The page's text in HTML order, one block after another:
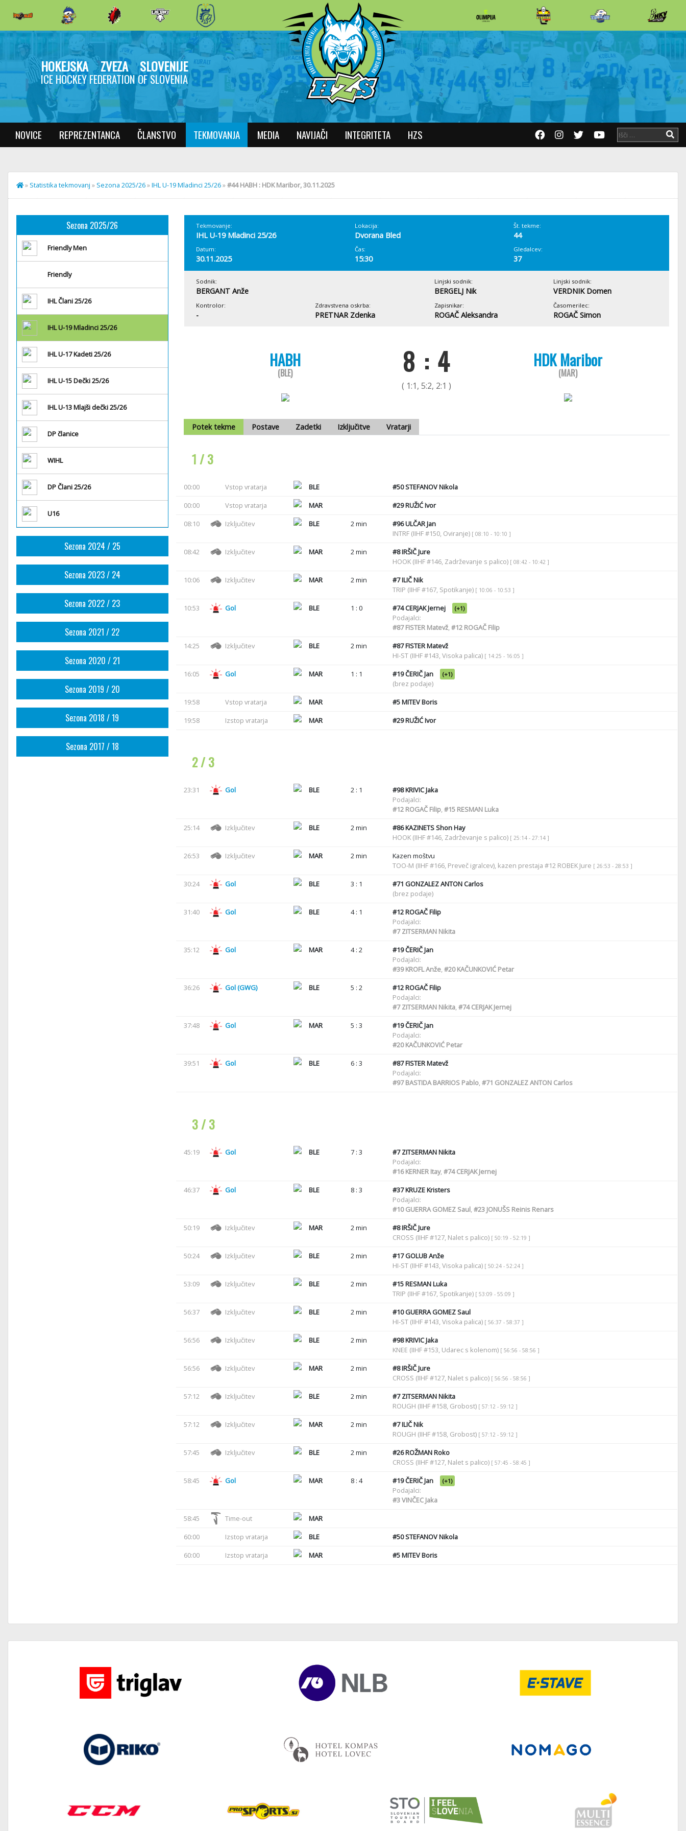
HOKEJSKA ZVEZA SLOVENIJE
ICE HOCKEY FEDERATION OF SLOVENIA
NOVICE REPREZENTANCA ČLANSTVO TEKMOVANJA MEDIA NAVIJAČI INTEGRITETA HZS
» Statistika tekmovanj » Sezona 2025/26»IHL U-19 Mladinci 25/26»#44 HABH : HDK Maribor, 30.11.2025
Sezona 2025/26
Friendly Men
Friendly
IHL Člani 25/26
IHL U-19 Mladinci 25/26
IHL U-17 Kadeti 25/26
IHL U-15 Dečki 25/26
IHL U-13 Mlajši dečki 25/26
DP članice
WIHL
DP Člani 25/26
U16
Sezona 2024 / 25
Sezona 2023 / 24
Sezona 2022 / 23
Sezona 2021 / 22
Sezona 2020 / 21
Sezona 2019 / 20
Sezona 2018 / 19
Sezona 2017 / 18
Tekmovanje:
IHL U-19 Mladinci 25/26
Lokacija:
Dvorana Bled
Št. tekme:
44
Datum:
30.11.2025
Čas:
15:30
Gledalcev:
37
Sodnik:
BERGANT Anže
Linjski sodnik:
BERGELJ Nik
Linjski sodnik:
VERDNIK Domen
Kontrolor:
-
Zdravstvena oskrba:
PRETNAR Zdenka
Zapisnikar:
ROGAČ Aleksandra
Časomerilec:
ROGAČ Simon
HABH
(BLE) 8 : 4
( 1:1, 5:2, 2:1 )
HDK Maribor
(MAR)
Potek tekme Postave Zadetki Izključitve Vratarji
1 / 3
00:00 Vstop vratarja BLE #50STEFANOV Nikola
00:00
Vstop vratarja MAR #29RUŽIĆ Ivor
08:10
Izključitev BLE 2 min #96ULČAR Jan
INTRF (IIHF #150, Oviranje) [ 08:10 - 10:10 ]
08:42 Izključitev MAR 2 min #8IRŠIČ Jure
HOOK (IIHF #146, Zadrževanje s palico) [ 08:42 - 10:42 ]
10:06 Izključitev MAR 2 min #7ILIČ Nik
TRIP (IIHF #167, Spotikanje) [ 10:06 - 10:53 ]
10:53 Gol BLE 1 : 0 #74CERJAK Jernej (+1)
Podajalci:
#87FISTER Matevž,#12ROGAČ Filip
14:25
Izključitev BLE 2 min #87FISTER Matevž
HI-ST (IIHF #143, Visoka palica) [ 14:25 - 16:05 ]
16:05 Gol MAR 1 : 1 #19ČERIČ Jan (+1)
(brez podaje)
19:58
Vstop vratarja MAR #5MITEV Boris
19:58
Izstop vratarja MAR #29RUŽIĆ Ivor
2 / 3
23:31 Gol BLE 2 : 1 #98KRIVIC Jaka
Podajalci:
#12ROGAČ Filip,#15RESMAN Luka
25:14
Izključitev BLE 2 min #86KAZINETS Shon Hay
HOOK (IIHF #146, Zadrževanje s palico) [ 25:14 - 27:14 ]
26:53 Izključitev MAR 2 min
Kazen moštvu
TOO-M (IIHF #166, Preveč igralcev), kazen prestaja #12 ROBEK Jure [ 26:53 - 28:53 ]
30:24 Gol BLE 3 : 1 #71 GONZALEZ ANTON Carlos
(brez podaje)
31:40
Gol BLE 4 : 1 #12ROGAČ Filip
Podajalci:
#7ZITSERMAN Nikita
35:12
Gol MAR 4 : 2 #19ČERIČ Jan
Podajalci:
#39KROFL Anže,#20KAČUNKOVIĆ Petar
36:26
Gol (GWG) BLE 5 : 2 #12ROGAČ Filip
Podajalci:
#7ZITSERMAN Nikita,#74CERJAK Jernej
37:48
Gol MAR 5 : 3 #19ČERIČ Jan
Podajalci:
#20KAČUNKOVIĆ Petar
39:51
Gol BLE 6 : 3 #87FISTER Matevž
Podajalci:
#97BASTIDA BARRIOS Pablo,#71 GONZALEZ ANTON Carlos
3 / 3
45:19 Gol BLE 7 : 3 #7ZITSERMAN Nikita
Podajalci:
#16KERNER Itay,#74CERJAK Jernej
46:37
Gol BLE 8 : 3 #37KRUZE Kristers
Podajalci:
#10GUERRA GOMEZ Saul,#23JONUŠS Reinis Renars
50:19
Izključitev MAR 2 min #8IRŠIČ Jure
CROSS (IIHF #127, Nalet s palico) [ 50:19 - 52:19 ]
50:24 Izključitev BLE 2 min #17GOLUB Anže
HI-ST (IIHF #143, Visoka palica) [ 50:24 - 52:24 ]
53:09 Izključitev BLE 2 min #15RESMAN Luka
TRIP (IIHF #167, Spotikanje) [ 53:09 - 55:09 ]
56:37 Izključitev BLE 2 min #10GUERRA GOMEZ Saul
HI-ST (IIHF #143, Visoka palica) [ 56:37 - 58:37 ]
56:56 Izključitev BLE 2 min #98KRIVIC Jaka
KNEE (IIHF #153, Udarec s kolenom) [ 56:56 - 58:56 ]
56:56 Izključitev MAR 2 min #8IRŠIČ Jure
CROSS (IIHF #127, Nalet s palico) [ 56:56 - 58:56 ]
57:12 Izključitev BLE 2 min #7ZITSERMAN Nikita
ROUGH (IIHF #158, Grobost) [ 57:12 - 59:12 ]
57:12 Izključitev MAR 2 min #7ILIČ Nik
ROUGH (IIHF #158, Grobost) [ 57:12 - 59:12 ]
57:45 Izključitev BLE 2 min #26ROŽMAN Roko
CROSS (IIHF #127, Nalet s palico) [ 57:45 - 58:45 ]
58:45 Gol MAR 8 : 4 #19ČERIČ Jan (+1)
Podajalci:
#3VINČEC Jaka
58:45
Time-out
MAR
60:00
Izstop vratarja BLE #50STEFANOV Nikola
60:00
Izstop vratarja MAR #5MITEV Boris